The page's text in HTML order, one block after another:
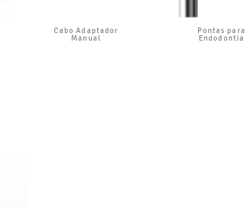
Cabo Adaptador
Manual
Pontas para
Endodontia